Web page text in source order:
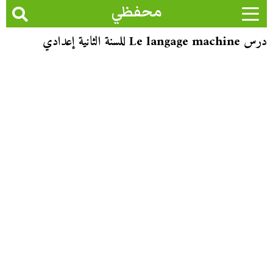
محفظي
درس Le langage machine للسنة الثانية إعدادي